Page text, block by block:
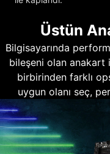
Üstün
Bilgisayarında
bileşeni olan anakart
birbirinden farklı
uygun olanı seç,